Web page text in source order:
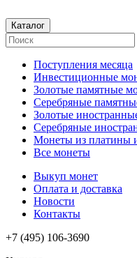
Каталог
Поступления месяца
Инвестиционные
Золотые памятные
Серебряные
Золотые
Серебряные
Монеты из платины
Все монеты
Выкуп монет
Оплата и доставка
Новости
Контакты
+7 (495) 106-3690